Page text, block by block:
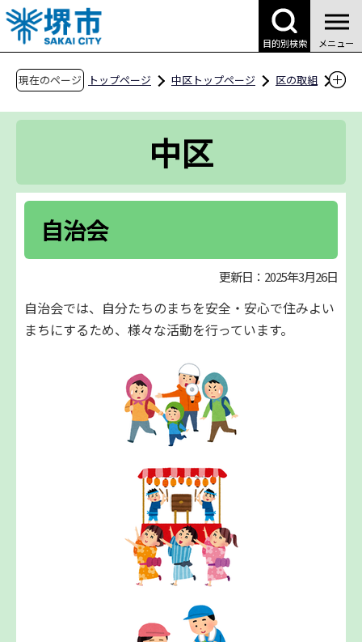
こ
の
ペ
目的別検索 メニュー
現在のページ トップページ 中区トップページ
区の取組
中区
自治会
更新日：2025年3月26日
自治会では、自分たちのまちを安全・安心で住みよい
まちにするため、様々な活動を行っています。